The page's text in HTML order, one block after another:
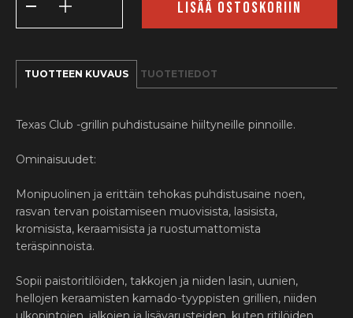
määrä
LISÄÄ OSTOSKORIIN
TUOTTEEN KUVAUS TUOTETIEDOT
Texas Club -grillin puhdistusaine hiiltyneille pinnoille.
Ominaisuudet:
Monipuolinen ja erittäin tehokas puhdistusaine noen,
rasvan tervan poistamiseen muovisista, lasisista,
kromisista, keraamisista ja ruostumattomista
teräspinnoista.
Sopii paistoritilöiden, takkojen ja niiden lasin, uunien,
hellojen keraamisten kamado-tyyppisten grillien, niiden